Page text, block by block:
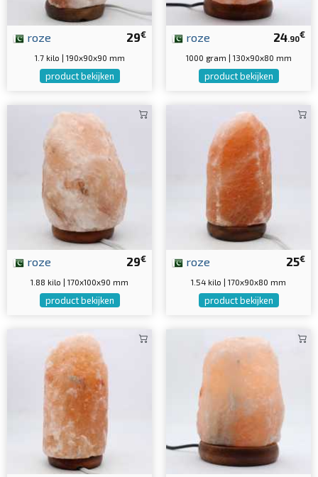
29€
roze
1.7 kilo | 190x90x90 mm
product bekijken
24.90€
roze
1000 gram | 130x90x80 mm
product bekijken
29€
roze
1.88 kilo | 170x100x90 mm
product bekijken
25€
roze
1.54 kilo | 170x90x80 mm
product bekijken